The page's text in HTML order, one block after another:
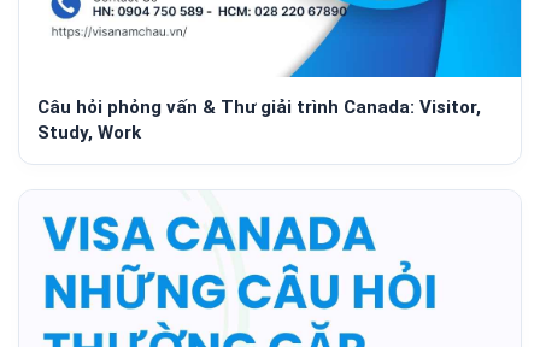
Câu hỏi phỏng vấn & Thư giải trình Canada: Visitor,
Study, Work